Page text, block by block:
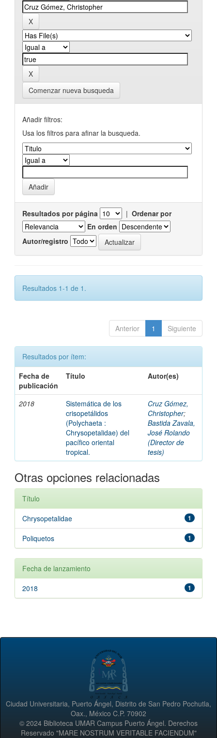
Comenzar nueva busqueda
Añadir filtros:
Usa los filtros para afinar la busqueda.
Resultados por página | Ordenar por
En orden
Autor/registro
Resultados 1-1 de 1.
Anterior 1 Siguiente
Resultados por ítem:
Fecha de
publicación
Título Autor(es)
2018
Sistemática de los
crisopetálidos
(Polychaeta :
Chrysopetalidae) del
pacífico oriental
tropical.
Cruz Gómez,
Christopher;
Bastida Zavala,
José Rolando
(Director de
tesis)
Otras opciones relacionadas
Título
1
Chrysopetalidae
1
Poliquetos
Fecha de lanzamiento
1
2018
Ciudad Universitaria, Puerto Ángel, Distrito de San Pedro Pochutla,
Oax., México C.P. 70902
© 2024 Biblioteca UMAR Campus Puerto Ángel. Derechos
Reservado "MARE NOSTRUM VERITABLE FACIENDUM"